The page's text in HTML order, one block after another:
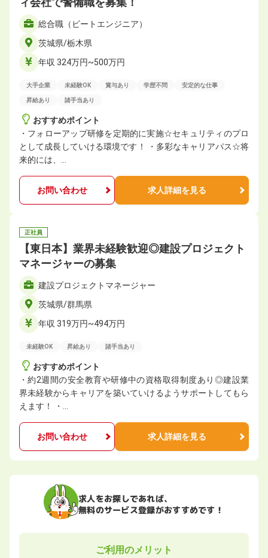
総合職（ビートエンジニア）
茨城県/栃木県
年収 324万円~500万円
大手企業 未経験OK 賞与あり 学歴不問 安定的な仕事
昇給あり 諸手当あり
おすすめポイント
・フォローアップ研修を定期的に実施☆セキュリティのプロ
として成長していける環境です！ ・多彩なキャリアパス☆将
来的には、…
お問い合わせ 求人詳細を見る
正社員
【東日本】業界未経験歓迎◎建設プロジェクト
マネージャーの募集
建設プロジェクトマネージャー
茨城県/群馬県
年収 319万円~494万円
未経験OK 昇給あり 諸手当あり
おすすめポイント
・約2週間の安全教育や研修中の資格取得制度あり◎建設業
界未経験からキャリアを築いていけるようサポートしてもら
えます！ ・…
お問い合わせ 求人詳細を見る
求人をお探しであれば、
無料のサービス登録がおすすめです！
ご利用のメリット